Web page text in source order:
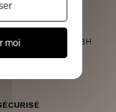
DE 10H À 18H
moi